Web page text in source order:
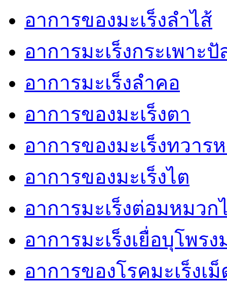
อาการของมะเร็งลำไส้
อาการมะเร็งกระเพาะ
อาการมะเร็งลำคอ
อาการของมะเร็งตา
อาการของมะเร็งทวาร
อาการของมะเร็งไต
อาการมะเร็งต่อมหมวก
อาการมะเร็งเยื่อบุโพร
อาการของโรคมะเร็งเ